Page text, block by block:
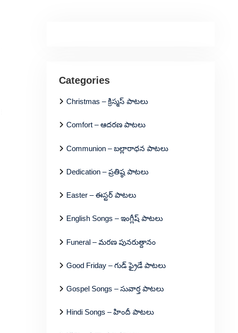
Categories
Christmas – క్రిస్మస్ పాటలు
Comfort – ఆదరణ పాటలు
Communion – బల్లారాధన పాటలు
Dedication – ప్రతిష్ఠ పాటలు
Easter – ఈస్టర్ పాటలు
English Songs – ఇంగ్లీష్ పాటలు
Funeral – మరణ పునరుత్దానం
Good Friday – గుడ్ ఫ్రైడే పాటలు
Gospel Songs – సువార్త పాటలు
Hindi Songs – హిందీ పాటలు